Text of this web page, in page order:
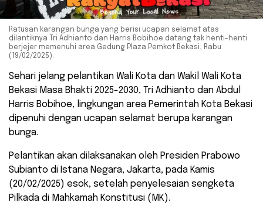
Ratusan karangan bunga yang berisi ucapan selamat atas
dilantiknya Tri Adhianto dan Harris Bobihoe datang tak henti-henti
berjejer memenuhi area Gedung Plaza Pemkot Bekasi, Rabu
(19/02/2025).
Sehari jelang pelantikan Wali Kota dan Wakil Wali Kota
Bekasi Masa Bhakti 2025-2030, Tri Adhianto dan Abdul
Harris Bobihoe, lingkungan area Pemerintah Kota Bekasi
dipenuhi dengan ucapan selamat berupa karangan
bunga.
Pelantikan akan dilaksanakan oleh Presiden Prabowo
Subianto di Istana Negara, Jakarta, pada Kamis
(20/02/2025) esok, setelah penyelesaian sengketa
Pilkada di Mahkamah Konstitusi (MK).